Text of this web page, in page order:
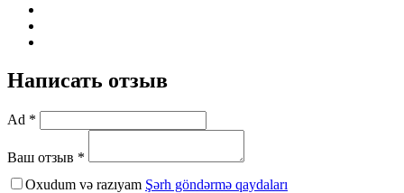
Написать отзыв
Ad *
Ваш отзыв *
Oxudum və razıyam Şərh göndərmə qaydaları